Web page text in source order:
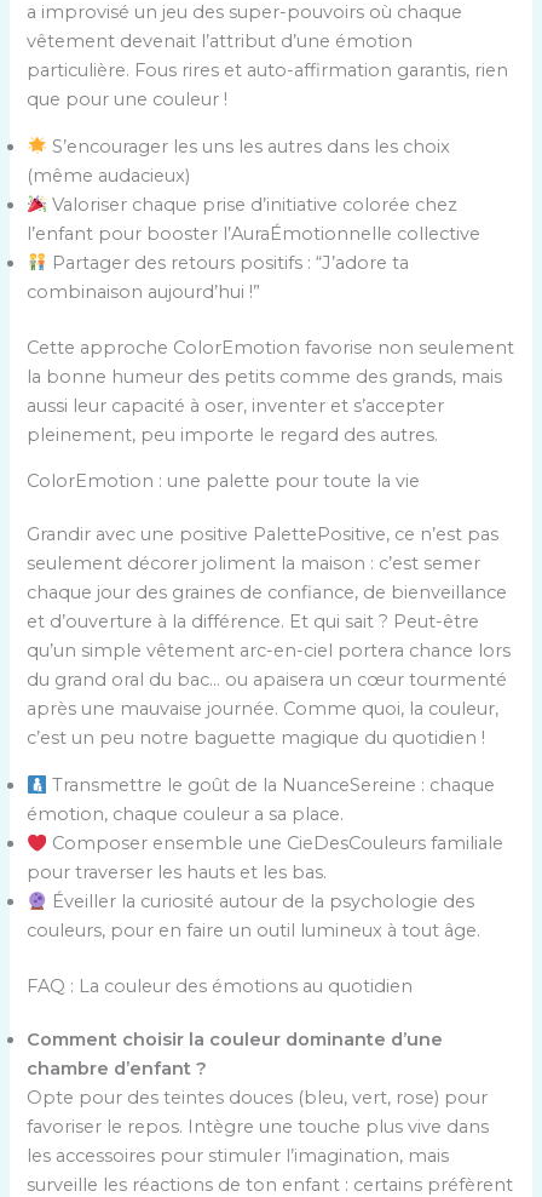
a improvisé un jeu des super-pouvoirs où chaque
vêtement devenait l’attribut d’une émotion
particulière. Fous rires et auto-affirmation garantis, rien
que pour une couleur !
S’encourager les uns les autres dans les choix
(même audacieux)
Valoriser chaque prise d’initiative colorée chez
l’enfant pour booster l’AuraÉmotionnelle collective
Partager des retours positifs : “J’adore ta
combinaison aujourd’hui !”
Cette approche ColorEmotion favorise non seulement
la bonne humeur des petits comme des grands, mais
aussi leur capacité à oser, inventer et s’accepter
pleinement, peu importe le regard des autres.
ColorEmotion : une palette pour toute la vie
Grandir avec une positive PalettePositive, ce n’est pas
seulement décorer joliment la maison : c’est semer
chaque jour des graines de confiance, de bienveillance
et d’ouverture à la différence. Et qui sait ? Peut-être
qu’un simple vêtement arc-en-ciel portera chance lors
du grand oral du bac… ou apaisera un cœur tourmenté
après une mauvaise journée. Comme quoi, la couleur,
c’est un peu notre baguette magique du quotidien !
Transmettre le goût de la NuanceSereine : chaque
émotion, chaque couleur a sa place.
Composer ensemble une CieDesCouleurs familiale
pour traverser les hauts et les bas.
Éveiller la curiosité autour de la psychologie des
couleurs, pour en faire un outil lumineux à tout âge.
FAQ : La couleur des émotions au quotidien
Comment choisir la couleur dominante d’une
chambre d’enfant ?
Opte pour des teintes douces (bleu, vert, rose) pour
favoriser le repos. Intègre une touche plus vive dans
les accessoires pour stimuler l’imagination, mais
surveille les réactions de ton enfant : certains préfèrent